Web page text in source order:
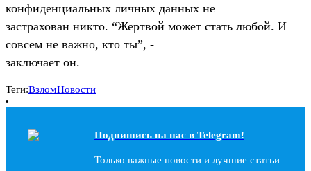
конфиденциальных личных данных не
застрахован никто. “Жертвой может стать любой. И
совсем не важно, кто ты”, -
заключает он.
Теги:ВзломНовости
Подпишись на наc в Telegram!
Только важные новости и лучшие статьи